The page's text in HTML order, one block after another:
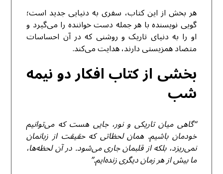
هر بخش از این کتاب، سفری به دنیایی جدید است؛
گویی نویسنده با هر جمله دست خواننده را می‌گیرد و
او را به دنیای تاریک و روشنی که در آن احساسات
متضاد همزیستی دارند، هدایت می‌کند.
بخشی از کتاب افکار دو نیمه‌
شب
“گاهی میان تاریکی و نور، جایی هست که می‌توانیم
خودمان باشیم. همان لحظاتی که حقیقت از زبانمان
نمی‌ریزد، بلکه از قلبمان جاری می‌شود. در آن لحظه‌ها،
ما بیش از هر زمان دیگری زنده‌ایم.”